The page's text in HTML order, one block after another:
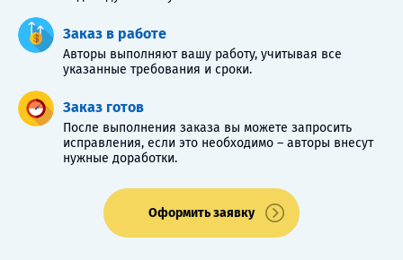
Заказ в работе
Авторы выполняют вашу работу, учитывая все
указанные требования и сроки.
Заказ готов
После выполнения заказа вы можете запросить
исправления, если это необходимо – авторы внесут
нужные доработки.
Оформить заявку